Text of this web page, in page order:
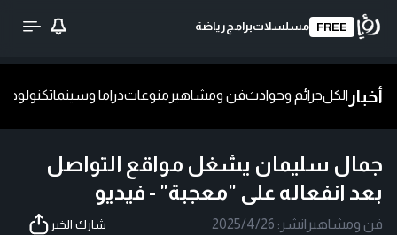
FREE مسلسلاتبرامج رياضة
أخبار الكلجرائم وحوادثفن ومشاهير منوعاتدراما وسينماتكنولوجيا
جمال سليمان يشغل مواقع التواصل
بعد انفعاله على "معجبة" - فيديو
فن ومشاهير |نشر: 2025/4/26 شارك الخبر